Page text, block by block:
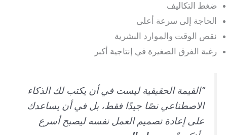
ضغط التكاليف
الحاجة إلى سرعة أعلى
نقص الوقت والموارد البشرية
رغبة الفرق الصغيرة في إنتاجية أكبر
“القيمة الحقيقية ليست في أن يكتب لك الذكاء
الاصطناعي نصًا جيدًا فقط، بل في أن يساعدك
على إعادة تصميم العمل نفسه ليصبح أسرع